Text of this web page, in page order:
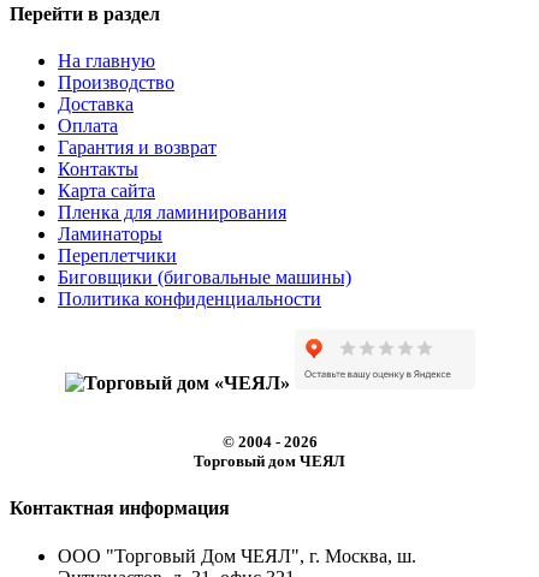
Перейти в раздел
На главную
Производство
Доставка
Оплата
Гарантия и возврат
Контакты
Карта сайта
Пленка для ламинирования
Ламинаторы
Переплетчики
Биговщики (биговальные машины)
Политика конфиденциальности
© 2004 - 2026
Торговый дом ЧЕЯЛ
Контактная информация
ООО "Торговый Дом ЧЕЯЛ", г. Москва, ш.